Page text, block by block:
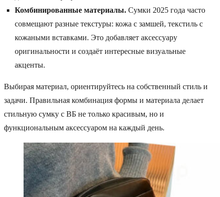
Комбинированные материалы. Сумки 2025 года часто
совмещают разные текстуры: кожа с замшей, текстиль с
кожаными вставками. Это добавляет аксессуару
оригинальности и создаёт интересные визуальные
акценты.
Выбирая материал, ориентируйтесь на собственный стиль и
задачи. Правильная комбинация формы и материала делает
стильную сумку с ВБ не только красивым, но и
функциональным аксессуаром на каждый день.